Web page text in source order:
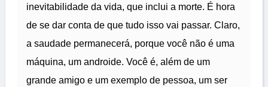
inevitabilidade da vida, que inclui a morte. É hora
de se dar conta de que tudo isso vai passar. Claro,
a saudade permanecerá, porque você não é uma
máquina, um androide. Você é, além de um
grande amigo e um exemplo de pessoa, um ser